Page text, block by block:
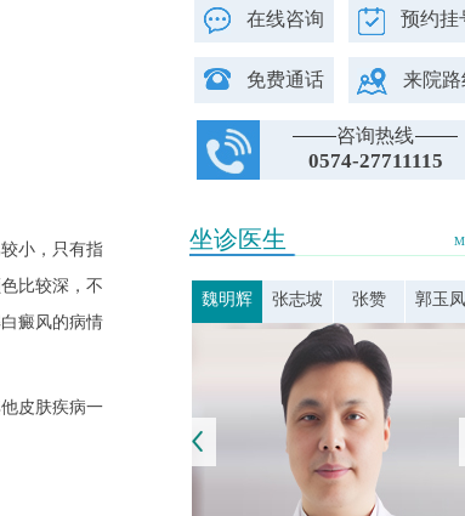
小，只有指
比较深，不
癜风的病情
皮肤疾病一
在线咨询 预约挂
免费通话 来院路
咨询热线
0574-27711115
坐诊医生
魏明辉 张志坡 张赞 郭玉凤